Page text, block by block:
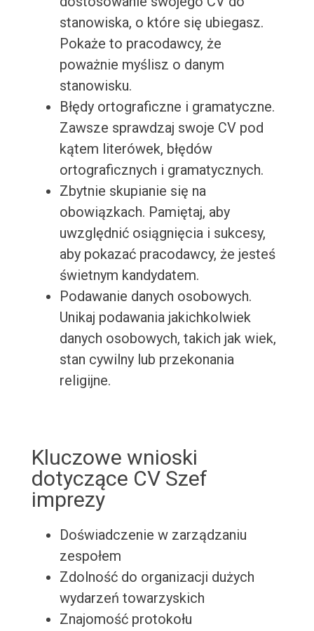
stanowiska, o które się ubiegasz.
Pokaże to pracodawcy, że
poważnie myślisz o danym
stanowisku.
Błędy ortograficzne i gramatyczne.
Zawsze sprawdzaj swoje CV pod
kątem literówek, błędów
ortograficznych i gramatycznych.
Zbytnie skupianie się na
obowiązkach. Pamiętaj, aby
uwzględnić osiągnięcia i sukcesy,
aby pokazać pracodawcy, że jesteś
świetnym kandydatem.
Podawanie danych osobowych.
Unikaj podawania jakichkolwiek
danych osobowych, takich jak wiek,
stan cywilny lub przekonania
religijne.
Kluczowe wnioski
dotyczące CV Szef
imprezy
Doświadczenie w zarządzaniu
zespołem
Zdolność do organizacji dużych
wydarzeń towarzyskich
Znajomość protokołu